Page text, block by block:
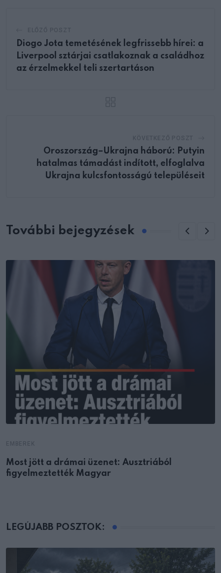
Diogo Jota temetésének legfrissebb hírei: a
Liverpool sztárjai csatlakoznak a családhoz
az érzelmekkel teli szertartáson
Oroszország–Ukrajna háború: Putyin
hatalmas támadást indított, elfoglalva
Ukrajna kulcsfontosságú településeit
További bejegyzések
Most jött a drámai üzenet: Ausztriából
figyelmeztették Magyar
LEGÚJABB POSZTOK: